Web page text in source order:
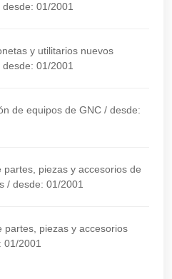
desde: 01/2001
y utilitarios nuevos
desde: 01/2001
de equipos de GNC / desde:
partes, piezas y accesorios de
/ desde: 01/2001
partes, piezas y accesorios
01/2001